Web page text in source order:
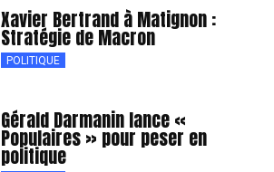
Xavier Bertrand à Matignon :
Stratégie de Macron
POLITIQUE
Gérald Darmanin lance «
Populaires » pour peser en
politique